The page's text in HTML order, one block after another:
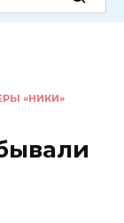
«НИКИ»